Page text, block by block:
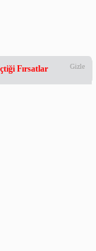
Fırsatlar Gizle